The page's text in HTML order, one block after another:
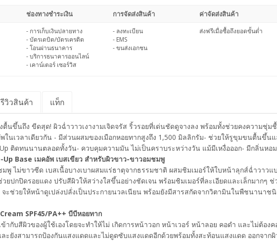
ช่องทางชำระเงิน การจัดส่งสินค้า ค่าจัดส่งสินค้า
- การเก็บเงินปลายทาง
- บัตรเดบิต/บัตรเครดิต
- โอนผ่านธนาคาร
- บริการธนาคารออนไลน์
- เคาน์เตอร์ เซอร์วิส
- ลงทะเบียน
- EMS
- ขนส่งเอกชน
ส่งฟรีเมื่อซื้อถึงยอดขั้นต่ำ
รีวิวสินค้า แท็ก
ขึ้นถึง ขีดสุด! ผิวฉ่ำวาวเงางามเจิดจรัส ริ้วรอยที่เด่นชัดดูจางลง พร้อมทั้งช่วยคงความชุ่
นเวลาเดียวกัน - มีส่วนผสมของเมือกหอยทากสูงถึง 1,500 มิลลิกรัม- ช่วยให้รูขุมขนตื้นขึ้นแ
Up ติดทนนานตลอดทั้งวัน- ควบคุมความมัน ไม่เป็นคราบระหว่างวัน แม้มีเหงื่อออก- มีกลิ่นหอ
Base เมคอัพ เบสเขียว สำหรับผิวขาว-ขาวอมชมพู
พู ไม่ขาวซีด เบสเนื้อบางเบาผสมแร่ธาตุจากธรรมชาติ ผสมชิมเมอร์ให้ใบหน้าลุกส์ฉ่ำวาว
ปกปิดรอยแดง ปรับสีผิวให้สว่างใสขึ้นอย่างชัดเจน พร้อมชิมเมอร์ที่ละเอียดและเล็กมากๆ
ะช่วยให้หน้าดูเปล่งปลั่งเป็นประกายนวลเนียน พร้อมยังมีสารสกัดจากวิตามินในพืชนานาช
SPF45/PA++ บีบีหอยทาก
ากับสีผิวของผู้ใช้เองโดยจะทำให้ไม่ เกิดการหน้าวอก หน้าเวอร์ หน้าลอย คอดำ และไม่ต้อ
ยังสามารถป้องกันแสงแดดและไม่ดูดซับแสงแดดอีกด้วยพร้อมทั้งสะท้อนแสงแดด ออกจาก